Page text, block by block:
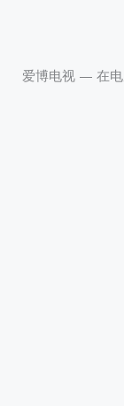
爱博电视 — 在电